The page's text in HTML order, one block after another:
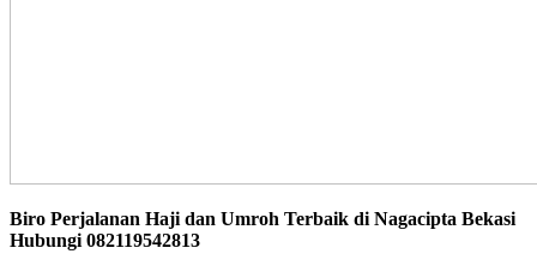
Biro Perjalanan Haji dan Umroh Terbaik di Nagacipta Bekasi
Hubungi 082119542813